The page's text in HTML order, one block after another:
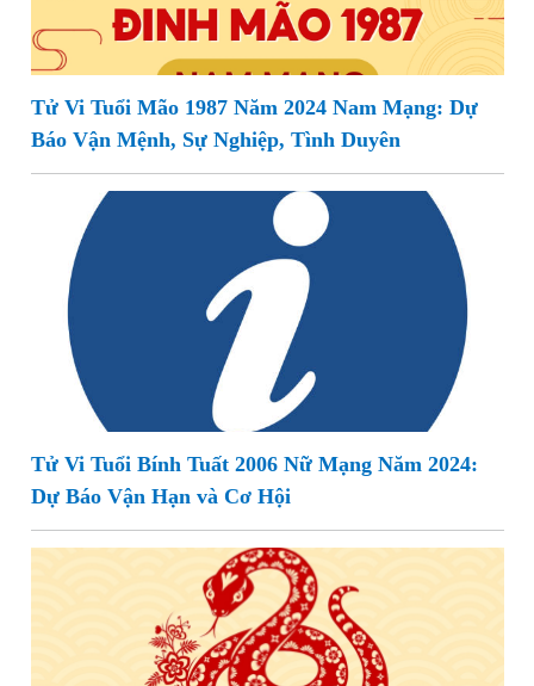
Tử Vi Tuổi Mão 1987 Năm 2024 Nam Mạng: Dự
Báo Vận Mệnh, Sự Nghiệp, Tình Duyên
Tử Vi Tuổi Bính Tuất 2006 Nữ Mạng Năm 2024:
Dự Báo Vận Hạn và Cơ Hội